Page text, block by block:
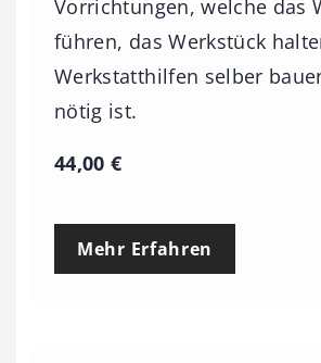
Vorrichtungen, welche das
führen, das Werkstück
Werkstatthilfen selber
nötig ist.
44,00€
Mehr Erfahren